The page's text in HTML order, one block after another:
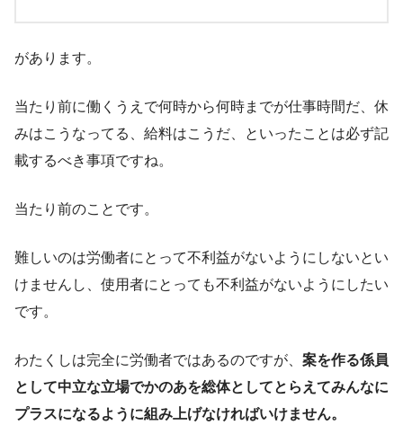
があります。
当たり前に働くうえで何時から何時までが仕事時間だ、休
みはこうなってる、給料はこうだ、といったことは必ず記
載するべき事項ですね。
当たり前のことです。
難しいのは労働者にとって不利益がないようにしないとい
けませんし、使用者にとっても不利益がないようにしたい
です。
わたくしは完全に労働者ではあるのですが、 案を作る係員
として中立な立場でかのあを総体としてとらえてみんなに
プラスになるように組み上げなければいけません。